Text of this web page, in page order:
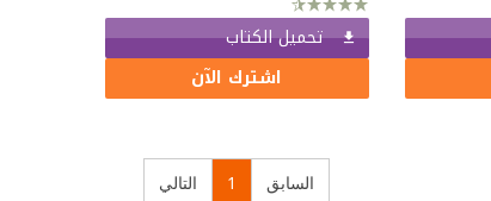
تحميل الكتاب
اشترك الآن
السابق 1 التالي